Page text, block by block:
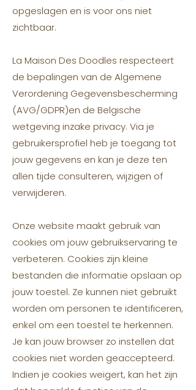
opgeslagen en is voor ons niet
zichtbaar.
La Maison Des Doodles respecteert
de bepalingen van de Algemene
Verordening Gegevensbescherming
(AVG/GDPR)en de Belgische
wetgeving inzake privacy. Via je
gebruikersprofiel heb je toegang tot
jouw gegevens en kan je deze ten
allen tijde consulteren, wijzigen of
verwijderen.
Onze website maakt gebruik van
cookies om jouw gebruikservaring te
verbeteren. Cookies zijn kleine
bestanden die informatie opslaan op
jouw toestel. Ze kunnen niet gebruikt
worden om personen te identificeren,
enkel om een toestel te herkennen.
Je kan jouw browser zo instellen dat
cookies niet worden geaccepteerd.
Indien je cookies weigert, kan het zijn